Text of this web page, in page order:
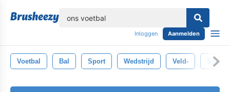
Inloggen Aanmelden
Voetbal Bal Sport Wedstrijd Veld- Spel